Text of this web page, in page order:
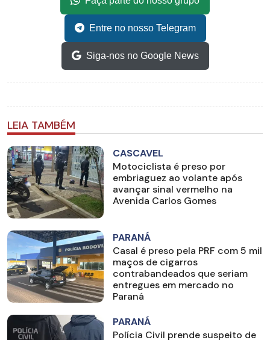
Entre no nosso Telegram
Siga-nos no Google News
LEIA TAMBÉM
CASCAVEL
Motociclista é preso por
embriaguez ao volante após
avançar sinal vermelho na
Avenida Carlos Gomes
PARANÁ
Casal é preso pela PRF com 5 mil
maços de cigarros
contrabandeados que seriam
entregues em mercado no
Paraná
PARANÁ
Polícia Civil prende suspeito de